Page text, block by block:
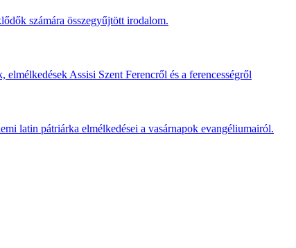
számára összegyűjtött irodalom.
elmélkedések Assisi Szent Ferencről és a ferencességről
latin pátriárka elmélkedései a vasárnapok evangéliumairól.